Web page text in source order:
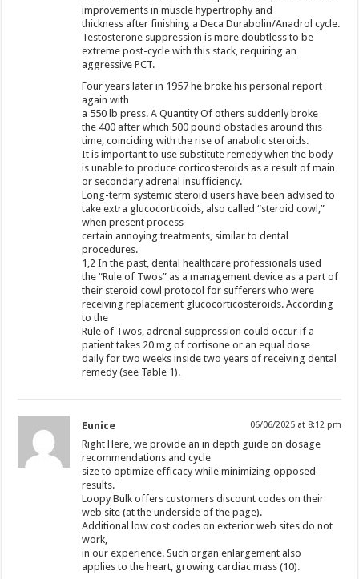
improvements in muscle hypertrophy and
thickness after finishing a Deca Durabolin/Anadrol cycle.
Testosterone suppression is more doubtless to be
extreme post-cycle with this stack, requiring an
aggressive PCT.
Four years later in 1957 he broke his personal report
again with
a 550 lb press. A Quantity Of others suddenly broke
the 400 after which 500 pound obstacles around this
time, coinciding with the rise of anabolic steroids.
It is important to use substitute remedy when the body
is unable to produce corticosteroids as a result of main
or secondary adrenal insufficiency.
Long-term systemic steroid users have been advised to
take extra glucocorticoids, also called “steroid cowl,”
when present process
certain annoying treatments, similar to dental
procedures.
1,2 In the past, dental healthcare professionals used
the “Rule of Twos” as a management device as a part of
their steroid cowl protocol for sufferers who were
receiving replacement glucocorticosteroids. According
to the
Rule of Twos, adrenal suppression could occur if a
patient takes 20 mg of cortisone or an equal dose
daily for two weeks inside two years of receiving dental
remedy (see Table 1).
Eunice 06/06/2025 at 8:12 pm
Right Here, we provide an in depth guide on dosage
recommendations and cycle
size to optimize efficacy while minimizing opposed
results.
Loopy Bulk offers customers discount codes on their
web site (at the underside of the page).
Additional low cost codes on exterior web sites do not
work,
in our experience. Such organ enlargement also
applies to the heart, growing cardiac mass (10).